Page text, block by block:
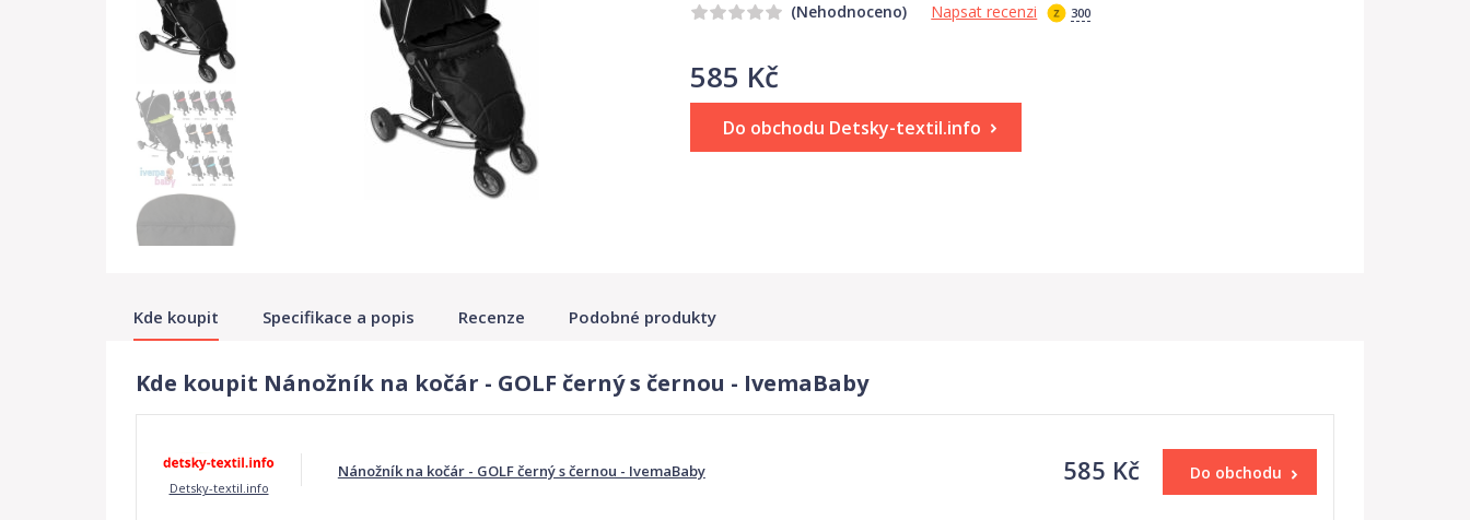
(Nehodnoceno) Napsat recenzi 300
585 Kč
Do obchodu Detsky-textil.info
Kde koupit Specifikace a popis Recenze Podobné produkty
Kde koupit Nánožník na kočár - GOLF černý s černou - IvemaBaby
Detsky-textil.info
Nánožník na kočár - GOLF černý s černou - IvemaBaby 585 Kč Do obchodu